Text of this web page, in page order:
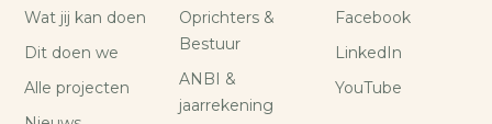
Wat jij kan doen
Dit doen we
Alle projecten
Oprichters &
Bestuur
ANBI &
jaarrekening
Facebook
LinkedIn
YouTube